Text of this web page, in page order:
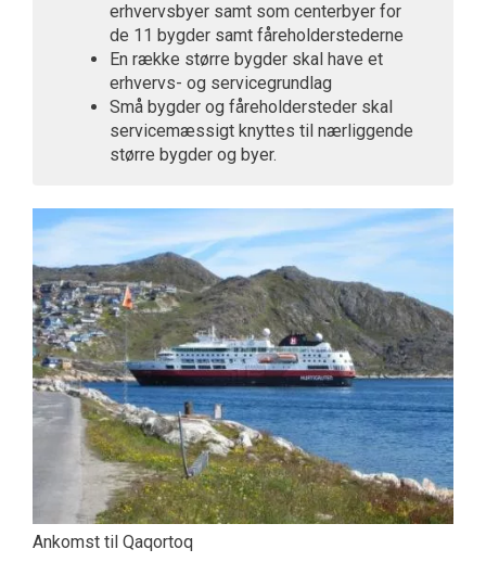
erhvervsbyer samt som centerbyer for
de 11 bygder samt fåreholderstederne
En række større bygder skal have et
erhvervs- og servicegrundlag
Små bygder og fåreholdersteder skal
servicemæssigt knyttes til nærliggende
større bygder og byer.
Ankomst til Qaqortoq